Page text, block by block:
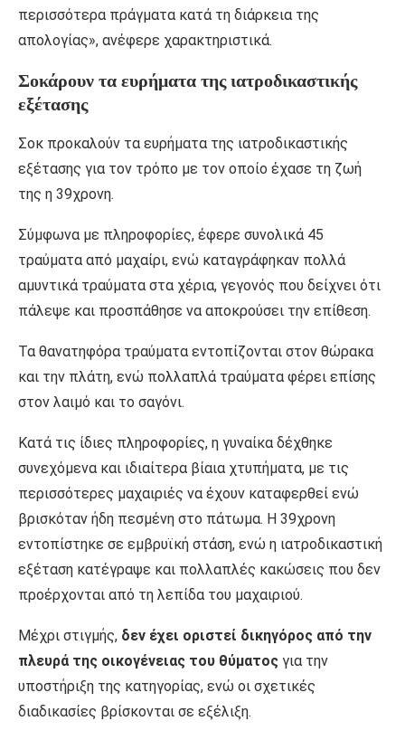
περισσότερα πράγματα κατά τη διάρκεια της
απολογίας», ανέφερε χαρακτηριστικά.
Σοκάρουν τα ευρήματα της ιατροδικαστικής
εξέτασης
Σοκ προκαλούν τα ευρήματα της ιατροδικαστικής
εξέτασης για τον τρόπο με τον οποίο έχασε τη ζωή
της η 39χρονη.
Σύμφωνα με πληροφορίες, έφερε συνολικά 45
τραύματα από μαχαίρι, ενώ καταγράφηκαν πολλά
αμυντικά τραύματα στα χέρια, γεγονός που δείχνει ότι
πάλεψε και προσπάθησε να αποκρούσει την επίθεση.
Τα θανατηφόρα τραύματα εντοπίζονται στον θώρακα
και την πλάτη, ενώ πολλαπλά τραύματα φέρει επίσης
στον λαιμό και το σαγόνι.
Κατά τις ίδιες πληροφορίες, η γυναίκα δέχθηκε
συνεχόμενα και ιδιαίτερα βίαια χτυπήματα, με τις
περισσότερες μαχαιριές να έχουν καταφερθεί ενώ
βρισκόταν ήδη πεσμένη στο πάτωμα. Η 39χρονη
εντοπίστηκε σε εμβρυϊκή στάση, ενώ η ιατροδικαστική
εξέταση κατέγραψε και πολλαπλές κακώσεις που δεν
προέρχονται από τη λεπίδα του μαχαιριού.
Μέχρι στιγμής, δεν έχει οριστεί δικηγόρος από την
πλευρά της οικογένειας του θύματος για την
υποστήριξη της κατηγορίας, ενώ οι σχετικές
διαδικασίες βρίσκονται σε εξέλιξη.